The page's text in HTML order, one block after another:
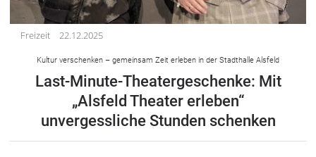
Freizeit 22.12.2025
Kultur verschenken – gemeinsam Zeit erleben in der Stadthalle Alsfeld
Last-Minute-Theatergeschenke: Mit
„Alsfeld Theater erleben“
unvergessliche Stunden schenken